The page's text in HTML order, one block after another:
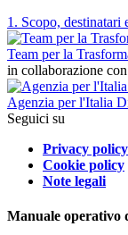
1. Scopo, destinatari
Team per la
in collaborazione con
Agenzia per l'Italia
Seguici su
Privacy policy
Cookie policy
Note legali
Manuale operativo